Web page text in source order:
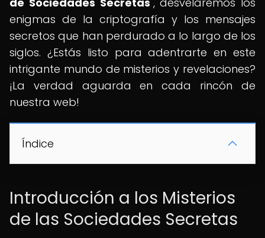
enigmas de la criptografía y los mensajes
secretos que han perdurado a lo largo de los
siglos. ¿Estás listo para adentrarte en este
intrigante mundo de misterios y revelaciones?
¡La verdad aguarda en cada rincón de
nuestra web!
Índice
Introducción a los Misterios
de las Sociedades Secretas